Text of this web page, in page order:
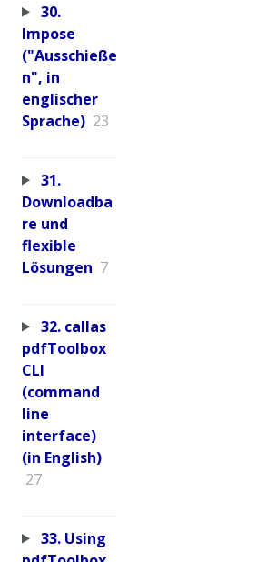
30.
Impose
("Ausschieße
n", in
englischer
Sprache) 23
31.
Downloadba
re und
flexible
Lösungen 7
32. callas
pdfToolbox
CLI
(command
line
interface)
(in English)
27
33. Using